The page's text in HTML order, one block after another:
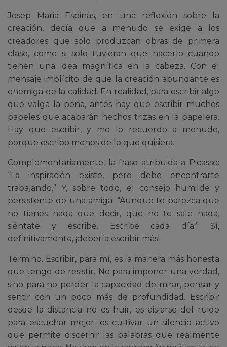
Josep Maria Espinàs, en una reflexión sobre la
creación, decía que a menudo se exige a los
creadores que solo produzcan obras de primera
clase, como si solo tuvieran que hacerlo cuando
tienen una idea magnífica en la cabeza. Con el
mensaje implícito de que la creación abundante es
enemiga de la calidad. En realidad, para escribir algo
que valga la pena, antes hay que escribir muchos
papeles que acabarán hechos trizas en la papelera.
Hay que escribir, y me lo recuerdo a menudo,
porque escribo menos de lo que quisiera.
Complementariamente, la frase atribuida a Picasso:
“La inspiración existe, pero debe encontrarte
trabajando.” Y, sobre todo, el consejo humilde y
persistente de una amiga: “Aunque te parezca que
no tienes nada que decir, que no te sale nada,
siéntate y escribe. Escribe cada día.” Sí,
definitivamente, ¡debería escribir más!
Termino. Escribir, para mí, es la manera más honesta
que tengo de resistir. No para imponer una verdad,
sino para no perder la capacidad de mirar, pensar y
sentir con un poco más de profundidad. Escribir
desde la distancia no es huir, es aislarse del ruido
para escuchar mejor; es cultivar un silencio activo
que permite discernir las palabras que realmente